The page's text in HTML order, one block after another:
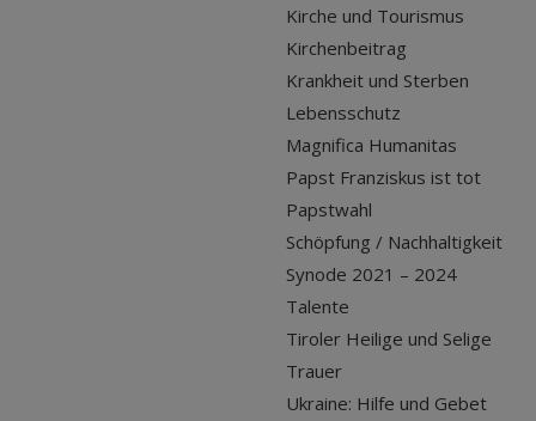
Kirche und Tourismus
Kirchenbeitrag
Krankheit und Sterben
Lebensschutz
Magnifica Humanitas
Papst Franziskus ist tot
Papstwahl
Schöpfung / Nachhaltigkeit
Synode 2021 – 2024
Talente
Tiroler Heilige und Selige
Trauer
Ukraine: Hilfe und Gebet